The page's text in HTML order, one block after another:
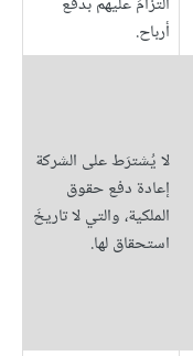
أرباح.
لا يُشترَط على الشركة
إعادة دفع حقوق
الملكية، والتي لا تاريخَ
استحقاق لها.